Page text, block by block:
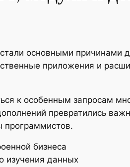
основными причинами
приложения и
к особенным запросам
превратились
программистов.
бизнеса
изучения данных